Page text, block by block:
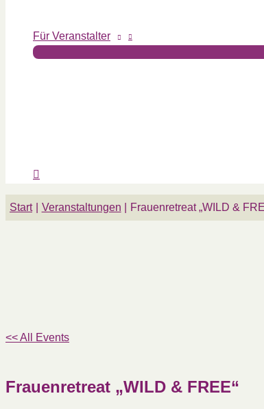
Für Veranstalter
Start Veranstaltungen Frauenretreat „WILD &
<< All Events
Frauenretreat „WILD & FREE“